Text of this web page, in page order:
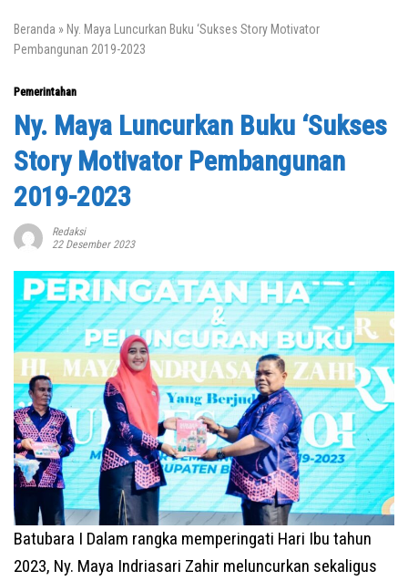
Beranda » Ny. Maya Luncurkan Buku ‘Sukses Story Motivator
Pembangunan 2019-2023
Pemerintahan
Ny. Maya Luncurkan Buku ‘Sukses
Story Motivator Pembangunan
2019-2023
Redaksi
22 Desember 2023
Batubara I Dalam rangka memperingati Hari Ibu tahun
2023, Ny. Maya Indriasari Zahir meluncurkan sekaligus